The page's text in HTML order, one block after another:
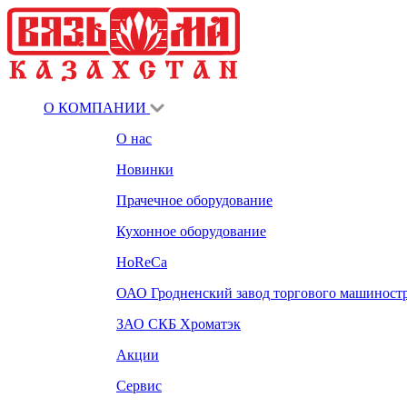
О КОМПАНИИ
О нас
Новинки
Прачечное оборудование
Кухонное оборудование
HoReCa
ОАО Гродненский завод торгового
ЗАО СКБ Хроматэк
Акции
Сервис